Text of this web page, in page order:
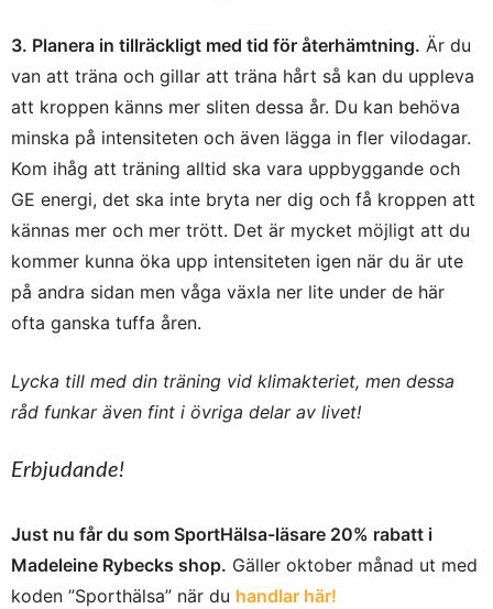
3. Planera in tillräckligt med tid för återhämtning. Är du
van att träna och gillar att träna hårt så kan du uppleva
att kroppen känns mer sliten dessa år. Du kan behöva
minska på intensiteten och även lägga in fler vilodagar.
Kom ihåg att träning alltid ska vara uppbyggande och
GE energi, det ska inte bryta ner dig och få kroppen att
kännas mer och mer trött. Det är mycket möjligt att du
kommer kunna öka upp intensiteten igen när du är ute
på andra sidan men våga växla ner lite under de här
ofta ganska tuffa åren.
Lycka till med din träning vid klimakteriet, men dessa
råd funkar även fint i övriga delar av livet!
Erbjudande!
Just nu får du som SportHälsa-läsare 20% rabatt i
Madeleine Rybecks shop. Gäller oktober månad ut med
koden ”Sporthälsa” när du handlar här!